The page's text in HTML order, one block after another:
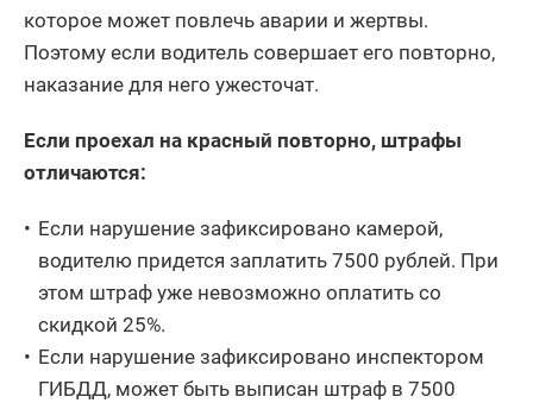
которое может повлечь аварии и жертвы.
Поэтому если водитель совершает его повторно,
наказание для него ужесточат.
Если проехал на красный повторно, штрафы
отличаются:
Если нарушение зафиксировано камерой,
водителю придется заплатить 7500 рублей. При
этом штраф уже невозможно оплатить со
скидкой 25%.
Если нарушение зафиксировано инспектором
ГИБДД, может быть выписан штраф в 7500